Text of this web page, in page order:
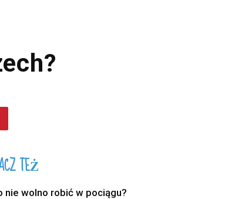
TEŻ
nie wolno robić w pociągu?